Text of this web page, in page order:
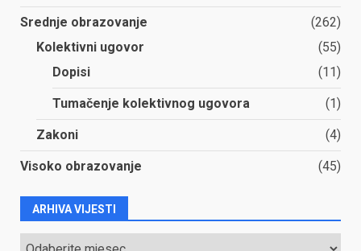
Srednje obrazovanje
(262)
Kolektivni ugovor
(55)
Dopisi
(11)
Tumačenje kolektivnog ugovora (1)
Zakoni (4)
Visoko obrazovanje (45)
ARHIVA VIJESTI
ARHIVA